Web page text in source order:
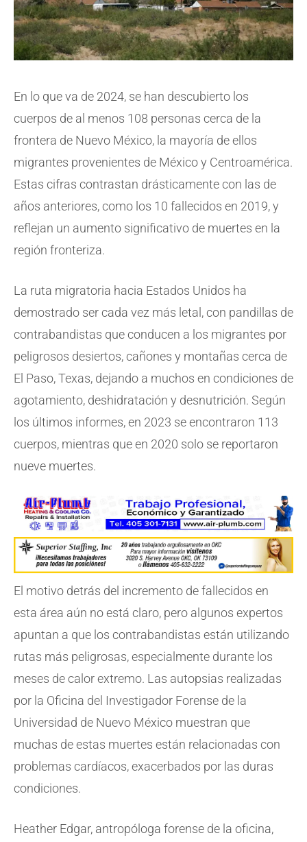
En lo que va de 2024, se han descubierto los
cuerpos de al menos 108 personas cerca de la
frontera de Nuevo México, la mayoría de ellos
migrantes provenientes de México y Centroamérica.
Estas cifras contrastan drásticamente con las de
años anteriores, como los 10 fallecidos en 2019, y
reflejan un aumento significativo de muertes en la
región fronteriza.
La ruta migratoria hacia Estados Unidos ha
demostrado ser cada vez más letal, con pandillas de
contrabandistas que conducen a los migrantes por
peligrosos desiertos, cañones y montañas cerca de
El Paso, Texas, dejando a muchos en condiciones de
agotamiento, deshidratación y desnutrición. Según
los últimos informes, en 2023 se encontraron 113
cuerpos, mientras que en 2020 solo se reportaron
nueve muertes.
El motivo detrás del incremento de fallecidos en
esta área aún no está claro, pero algunos expertos
apuntan a que los contrabandistas están utilizando
rutas más peligrosas, especialmente durante los
meses de calor extremo. Las autopsias realizadas
por la Oficina del Investigador Forense de la
Universidad de Nuevo México muestran que
muchas de estas muertes están relacionadas con
problemas cardíacos, exacerbados por las duras
condiciones.
Heather Edgar, antropóloga forense de la oficina,